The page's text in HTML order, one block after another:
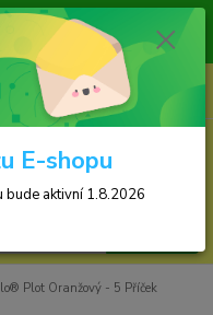
v pondělí, středu a ve
nyní deaktivován, znovu bude
za 0,00 Kč
Plot Oranžový - 5 Příček
E-shopu
bude aktivní 1.8.2026